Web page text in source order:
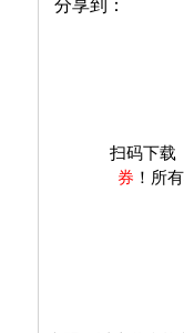
分享到：
扫码下载
券 ！所